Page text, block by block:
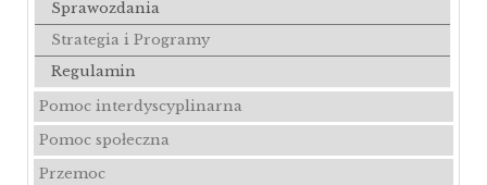
Sprawozdania
Strategia i Programy
Regulamin
Pomoc interdyscyplinarna
Pomoc społeczna
Przemoc